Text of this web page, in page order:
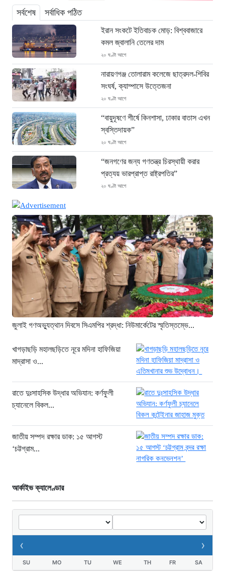
সর্বশেষ সর্বাধিক পঠিত
ইরান সংকটে ইতিবাচক মোড়: বিশ্ববাজারে
কমল জ্বালানি তেলের দাম
২০ ঘণ্টা আগে
নারায়ণগঞ্জ তোলারাম কলেজে ছাত্রদল-শিবির
সংঘর্ষ, ক্যাম্পাসে উত্তেজনা
২০ ঘণ্টা আগে
“বায়ুদূষণে শীর্ষে কিনশাসা, ঢাকার বাতাস এখন
স্বস্তিদায়ক”
২০ ঘণ্টা আগে
“জনগণের জন্য গণতন্ত্র চিরস্থায়ী করার
প্রত্যয় ভারপ্রাপ্ত রাষ্ট্রপতির”
২০ ঘণ্টা আগে
নিউমার্কেটের স্মৃতিস্তম্ভে পুষ্পস্তবক অর্পণ
২২ ঘণ্টা আগে
সন্ধ্যায় ঢাকাসহ ১২ অঞ্চলে ঝোড়ো হাওয়ার
শঙ্কা, বজ্রবৃষ্টির পূর্বাভাস
২৪ ঘণ্টা আগে
“বহিষ্কৃত এনসিপি নেতা তানভীর ঢাকায়
গ্রেফতার”
১ দিন আগে
আখ্যা দিলেন ড. ইউনূস
তিস্তায় হু হু করে বাড়ছে পানি : ৪৪ জলকপাট
খোলায় বন্যার চরম আশঙ্কা
জুলাই স্মৃতি জাদুঘর হবে গণতন্ত্রের লড়াই ও
আত্মত্যাগের প্রতীক: প্রধানমন্ত্রী
জুলাই গণঅভ্যুত্থান দিবসে সিএমপির শ্রদ্ধা: নিউমার্কেটের স্মৃতিস্তম্ভে...
খাগড়াছড়ি মহালছড়িতে নূরে মদিনা হাফিজিয়া
মাদ্রাসা ও...
রাতে দুঃসাহসিক উদ্ধার অভিযান: কর্ণফুলী
চ্যানেলে বিকল...
জাতীয় সম্পদ রক্ষার ডাক: ১৫ আগস্ট
‘চট্টগ্রাম...
আর্কাইভ ক্যালেণ্ডার
‹ ›
SU MO TU WE TH FR SA